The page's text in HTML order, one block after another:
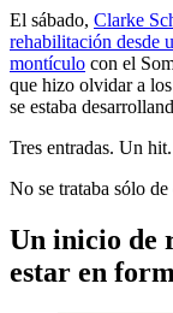
El sábado, Clarke
rehabilitación desde
montículo con el
que hizo olvidar a
se estaba
Tres entradas. Un
No se trataba sólo
Un inicio de
estar en